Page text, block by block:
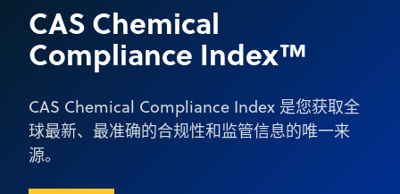
CAS Chemical
Compliance Index™
CAS Chemical Compliance Index 是您获取全
球最新、最准确的合规性和监管信息的唯一来
源。